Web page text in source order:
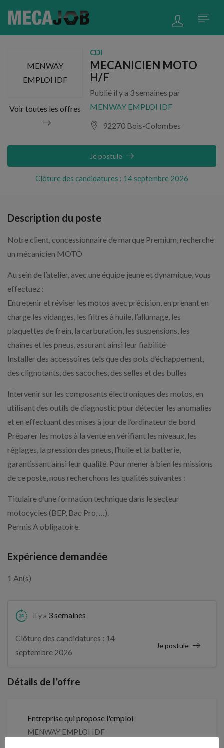
MENWAY
EMPLOI IDF
Voir toutes les offres
CDI
MECANICIEN MOTO
H/F
Publié il y a 3 semaines par
MENWAY EMPLOI IDF
92270 Bois-Colombes
Clôture des candidatures : 14 septembre 2026
Je postule
Description du poste
Notre client, concessionnaire de marque Premium, recherche
un mécanicien MOTO
Au sein de l’atelier, avec une équipe jeune et dynamique, vous
effectuez :
Entretenir et réviser les motos avec précision, en prenant en
charge les vidanges, les filtres à huile, l’allumage, les
plaquettes de frein, la carburation, les suspensions, les
chaînes et les pneus, assurant ainsi leur fiabilité
Installer des accessoires tels que des pots d’échappement,
des clignotants, des sacoches, des selles et des bulles
Intervenir sur les composants électroniques des motos, en
utilisant des outils de diagnostic pour détecter les anomalies
et en effectuant des mises à jour de l’ordinateur de bord
Préparer les motos à la vente en vérifiant les niveaux, les
réglages, la pression des pneus, l’huile et la batterie,
garantissant ainsi leur qualité. Pour mener à bien les missions
de ce poste, nous recherchons les qualités suivantes :
Titulaire d’une formation technique dans le secteur
motocycles (BEP, Bac Pro, …).
Permis A obligatoire.
Expérience demandée
1 An(s)
Il y a 3 semaines
Clôture des candidatures : 14
septembre 2026
Je postule
Détails de l’offre
Entreprise qui propose l'emploi
MENWAY EMPLOI IDF